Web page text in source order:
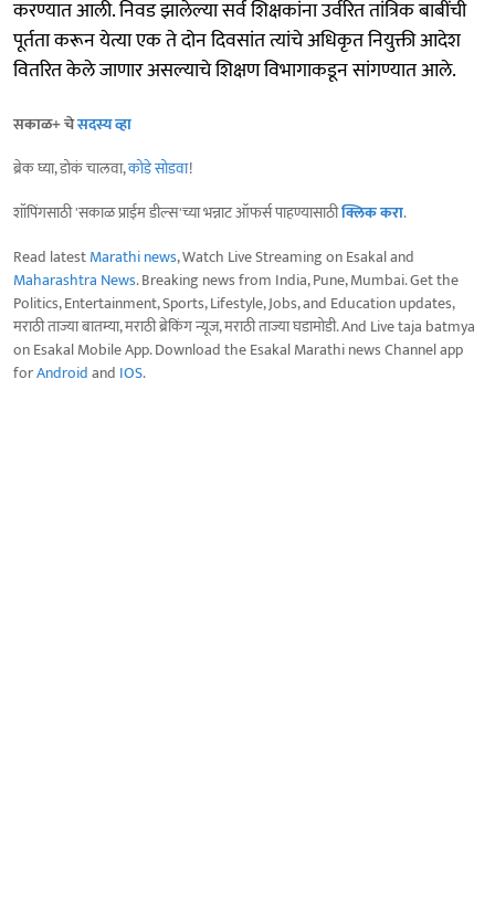
करण्यात आली. निवड झालेल्या सर्व शिक्षकांना उर्वरित तांत्रिक बाबींची
पूर्तता करून येत्या एक ते दोन दिवसांत त्यांचे अधिकृत नियुक्ती आदेश
वितरित केले जाणार असल्याचे शिक्षण विभागाकडून सांगण्यात आले.
सकाळ+ चेसदस्य व्हा
ब्रेक घ्या, डोकं चालवा,कोडे सोडवा!
शॉपिंगसाठी 'सकाळ प्राईम डील्स'च्या भन्नाट ऑफर्स पाहण्यासाठीक्लिक करा.
Read latestMarathi news, Watch Live Streaming on Esakal and
Maharashtra News. Breaking news from India, Pune, Mumbai. Get the
Politics, Entertainment, Sports, Lifestyle, Jobs, and Education updates,
मराठी ताज्या बातम्या, मराठी ब्रेकिंग न्यूज, मराठी ताज्या घडामोडी. And Live taja batmya
on Esakal Mobile App. Download the Esakal Marathi news Channel app
forAndroidand IOS.